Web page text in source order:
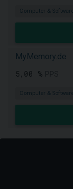
Computer & Software
MyMemory.de
5,00 %
Computer & Software